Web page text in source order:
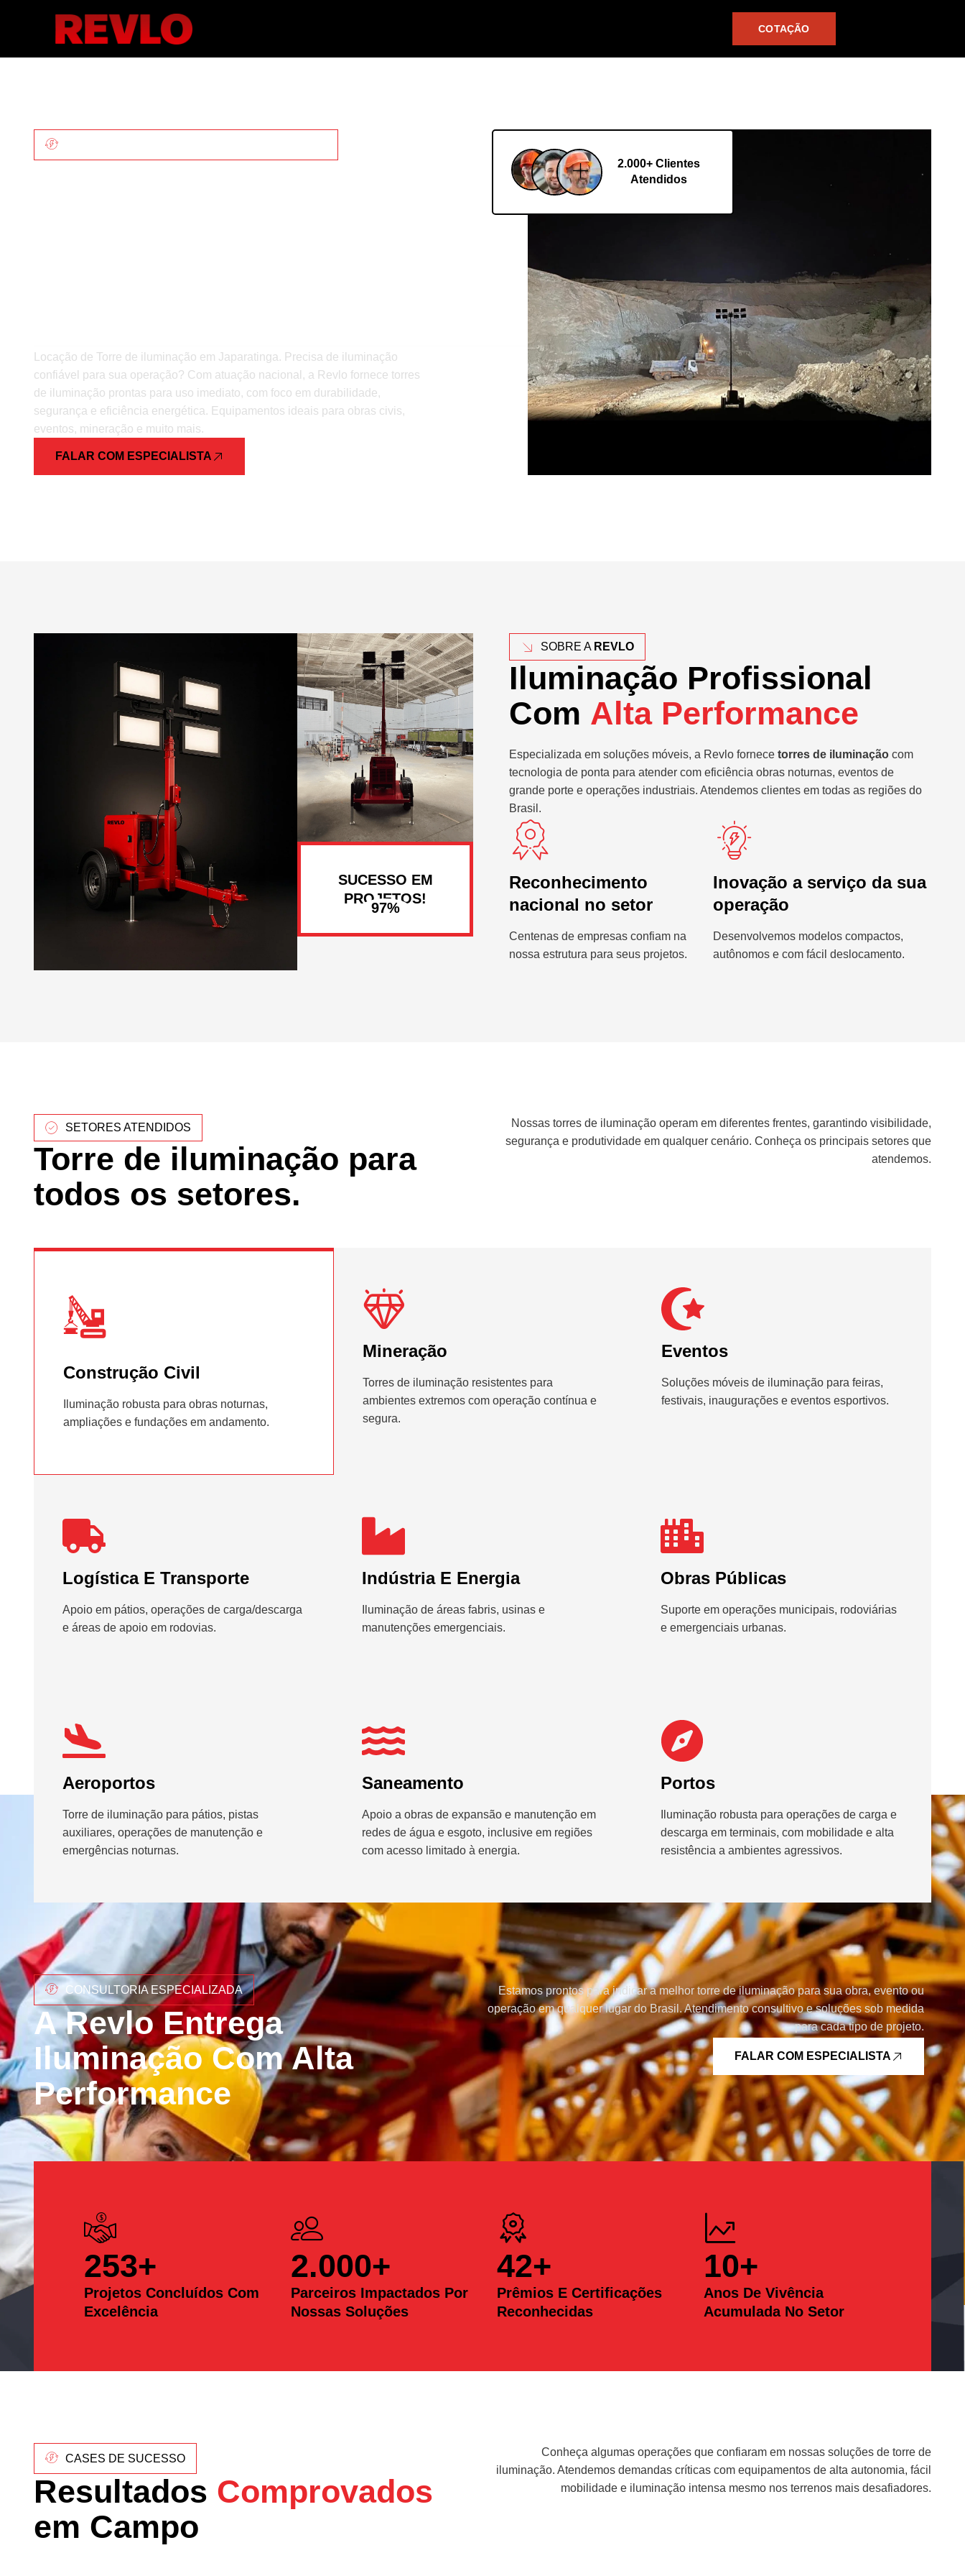
COTAÇÃO
Locação de Torre de iluminação em Japaratinga. Precisa de iluminação
confiável para sua operação? Com atuação nacional, a Revlo fornece torres
de iluminação prontas para uso imediato, com foco em durabilidade,
segurança e eficiência energética. Equipamentos ideais para obras civis,
eventos, mineração e muito mais.
FALAR COM ESPECIALISTA
2.000+ Clientes
Atendidos
SUCESSO EM
PROJETOS!
SOBRE A REVLO
Iluminação Profissional
Com Alta Performance
Especializada em soluções móveis, a Revlo fornece torres de iluminação com
tecnologia de ponta para atender com eficiência obras noturnas, eventos de
grande porte e operações industriais. Atendemos clientes em todas as regiões do
Brasil.
Reconhecimento
nacional no setor
Centenas de empresas confiam na
nossa estrutura para seus projetos.
Inovação a serviço da sua
operação
Desenvolvemos modelos compactos,
autônomos e com fácil deslocamento.
SETORES ATENDIDOS
Torre de iluminação para
todos os setores.
Nossas torres de iluminação operam em diferentes frentes, garantindo visibilidade,
segurança e produtividade em qualquer cenário. Conheça os principais setores que
atendemos.
Construção Civil
Iluminação robusta para obras noturnas,
ampliações e fundações em andamento.
Mineração
Torres de iluminação resistentes para
ambientes extremos com operação contínua e
segura.
Eventos
Soluções móveis de iluminação para feiras,
festivais, inaugurações e eventos esportivos.
Logística E Transporte
Apoio em pátios, operações de carga/descarga
e áreas de apoio em rodovias.
Indústria E Energia
Iluminação de áreas fabris, usinas e
manutenções emergenciais.
Obras Públicas
Suporte em operações municipais, rodoviárias
e emergenciais urbanas.
Aeroportos
Torre de iluminação para pátios, pistas
auxiliares, operações de manutenção e
emergências noturnas.
Saneamento
Apoio a obras de expansão e manutenção em
redes de água e esgoto, inclusive em regiões
com acesso limitado à energia.
Portos
Iluminação robusta para operações de carga e
descarga em terminais, com mobilidade e alta
resistência a ambientes agressivos.
CONSULTORIA ESPECIALIZADA
A Revlo Entrega
Iluminação Com Alta
Performance
Estamos prontos para indicar a melhor torre de iluminação para sua obra, evento ou
operação em qualquer lugar do Brasil. Atendimento consultivo e soluções sob medida
para cada tipo de projeto.
FALAR COM ESPECIALISTA
Projetos Concluídos Com
Excelência
253+
Parceiros Impactados Por
Nossas Soluções
2.000+
Prêmios E Certificações
Reconhecidas
42+
Anos De Vivência
Acumulada No Setor
10+
CASES DE SUCESSO
Resultados Comprovados
em Campo
Conheça algumas operações que confiaram em nossas soluções de torre de
iluminação. Atendemos demandas críticas com equipamentos de alta autonomia, fácil
mobilidade e iluminação intensa mesmo nos terrenos mais desafiadores.